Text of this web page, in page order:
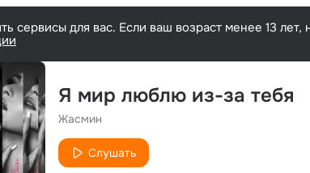
сервисы для вас. Если ваш возраст менее 13
Я мир люблю из-за тебя
Жасмин
Слушать